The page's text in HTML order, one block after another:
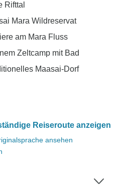
Rifttal
Mara Wildreservat
am Mara Fluss
Zeltcamp mit Bad
Maasai-Dorf
Reiseroute anzeigen
ansehen